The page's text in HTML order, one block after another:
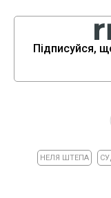
Підписуйся,
НЕЛЯ ШТЕПА